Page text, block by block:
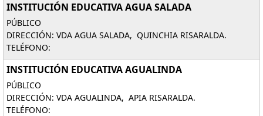
INSTITUCIÓN EDUCATIVA AGUA SALADA
PÚBLICO
DIRECCIÓN: VDA AGUA SALADA, QUINCHIA RISARALDA.
TELÉFONO:
INSTITUCIÓN EDUCATIVA AGUALINDA
PÚBLICO
DIRECCIÓN: VDA AGUALINDA, APIA RISARALDA.
TELÉFONO: